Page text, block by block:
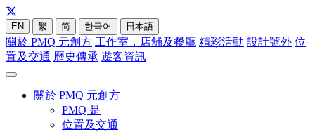
EN 繁 简 한국어 日本語
關於 PMQ 元創方 工作室，店舖及餐廳 精彩活動 設計號外 位
置及交通 歷史傳承 遊客資訊
關於 PMQ 元創方
PMQ 是
位置及交通